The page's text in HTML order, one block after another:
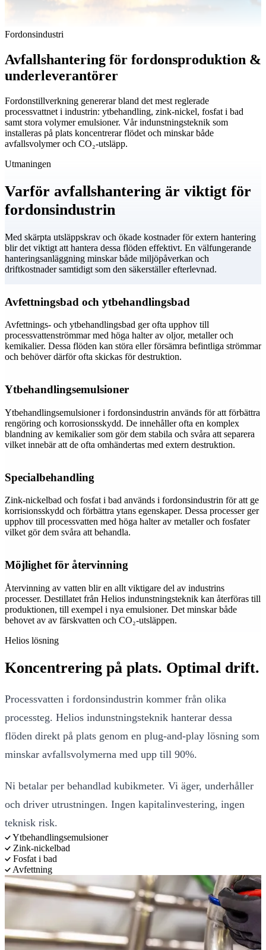
Fordonsindustri
Avfallshantering för fordonsproduktion &
underleverantörer
Fordonstillverkning genererar bland det mest reglerade
processvattnet i industrin: ytbehandling, zink-nickel, fosfat i bad
samt stora volymer emulsioner. Vår indunstningsteknik som
installeras på plats koncentrerar flödet och minskar både
avfallsvolymer och CO₂-utsläpp.
Utmaningen
Varför avfallshantering är viktigt för
fordonsindustrin
Med skärpta utsläppskrav och ökade kostnader för extern hantering
blir det viktigt att hantera dessa flöden effektivt. En välfungerande
hanteringsanläggning minskar både miljöpåverkan och
driftkostnader samtidigt som den säkerställer efterlevnad.
Avfettningsbad och ytbehandlingsbad
Avfettnings- och ytbehandlingsbad ger ofta upphov till
processvattenströmmar med höga halter av oljor, metaller och
kemikalier. Dessa flöden kan störa eller försämra befintliga strömmar
och behöver därför ofta skickas för destruktion.
Ytbehandlingsemulsioner
Ytbehandlingsemulsioner i fordonsindustrin används för att förbättra
rengöring och korrosionsskydd. De innehåller ofta en komplex
blandning av kemikalier som gör dem stabila och svåra att separera
vilket innebär att de ofta omhändertas med extern destruktion.
Specialbehandling
Zink-nickelbad och fosfat i bad används i fordonsindustrin för att ge
korrisionsskydd och förbättra ytans egenskaper. Dessa processer ger
upphov till processvatten med höga halter av metaller och fosfater
vilket gör dem svåra att behandla.
Möjlighet för återvinning
Återvinning av vatten blir en allt viktigare del av industrins
processer. Destillatet från Helios indunstningsteknik kan återföras till
produktionen, till exempel i nya emulsioner. Det minskar både
behovet av av färskvatten och CO₂-utsläppen.
Helios lösning
Koncentrering på plats. Optimal drift.
Processvatten i fordonsindustrin kommer från olika
processteg. Helios indunstningsteknik hanterar dessa
flöden direkt på plats genom en plug-and-play lösning som
minskar avfallsvolymerna med upp till 90%.
Ni betalar per behandlad kubikmeter. Vi äger, underhåller
och driver utrustningen. Ingen kapitalinvestering, ingen
teknisk risk.
Ytbehandlingsemulsioner
Zink-nickelbad
Fosfat i bad
Avfettning